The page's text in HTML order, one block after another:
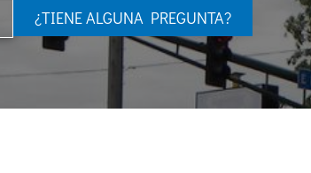
¿TIENE ALGUNA PREGUNTA?